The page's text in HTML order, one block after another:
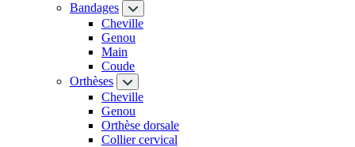
Bandages
Cheville
Genou
Main
Coude
Orthèses
Cheville
Genou
Orthèse dorsale
Collier cervical